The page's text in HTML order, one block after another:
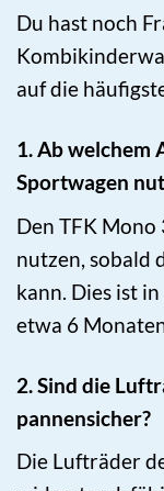
Du hast noch
auf die
1. Ab welchem
Sportwagen
Den TFK Mono
nutzen, sobald
kann. Dies ist
etwa 6
2. Sind die
pannensicher?
Die Lufträder